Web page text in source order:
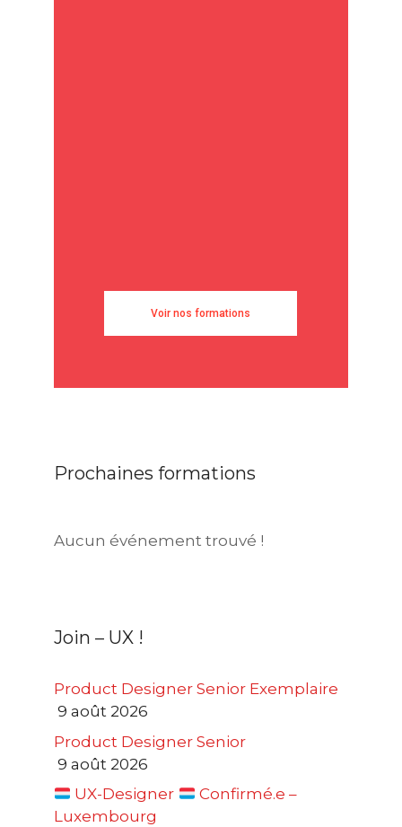
Voir nos formations
Prochaines formations
Aucun événement trouvé !
Join – UX !
Product Designer Senior Exemplaire
9 août 2026
Product Designer Senior
9 août 2026
UX-Designer
Confirmé.e –
Luxembourg